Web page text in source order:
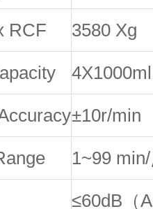
RCF 3580 Xg
±10r/min
1~99
≤60dB（